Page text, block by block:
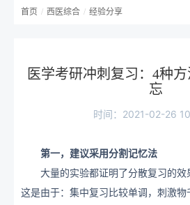
首页 / 西医综合 / 经验分享
医学考研冲刺复习：4种
忘
时间：2021-02-26
第一，建议采用分割记忆法
大量的实验都证明了分散复习的效
这是由于：集中复习比较单调，刺激